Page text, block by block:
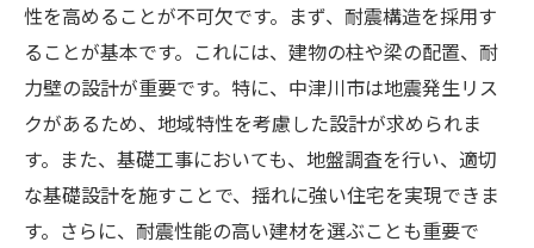
性を高めることが不可欠です。まず、耐震構造を採用す
ることが基本です。これには、建物の柱や梁の配置、耐
力壁の設計が重要です。特に、中津川市は地震発生リス
クがあるため、地域特性を考慮した設計が求められま
す。また、基礎工事においても、地盤調査を行い、適切
な基礎設計を施すことで、揺れに強い住宅を実現できま
す。さらに、耐震性能の高い建材を選ぶことも重要で